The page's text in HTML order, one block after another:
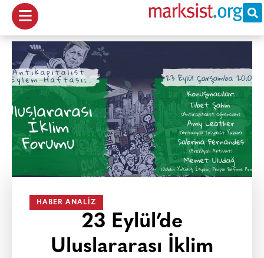
HABER ANALIZ
23 Eylül’de
Uluslararası İklim